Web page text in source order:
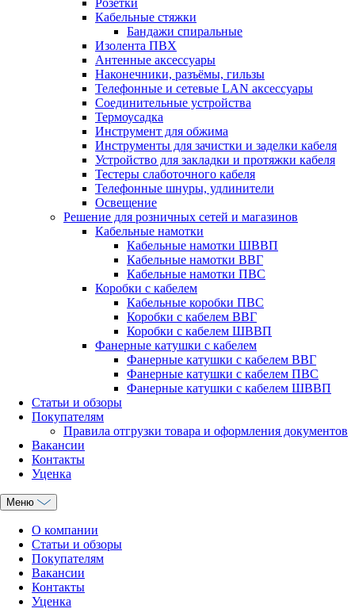
Розетки
Кабельные стяжки
Бандажи спиральные
Изолента ПВХ
Антенные аксессуары
Наконечники, разъёмы, гильзы
Телефонные и сетевые LAN аксессуары
Соединительные устройства
Термоусадка
Инструмент для обжима
Инструменты для зачистки и заделки кабеля
Устройство для закладки и протяжки кабеля
Тестеры слаботочного кабеля
Телефонные шнуры, удлинители
Освещение
Решение для розничных сетей и магазинов
Кабельные намотки
Кабельные намотки ШВВП
Кабельные намотки ВВГ
Кабельные намотки ПВС
Коробки с кабелем
Кабельные коробки ПВС
Коробки с кабелем ВВГ
Коробки с кабелем ШВВП
Фанерные катушки с кабелем
Фанерные катушки с кабелем ВВГ
Фанерные катушки с кабелем ПВС
Фанерные катушки с кабелем ШВВП
Статьи и обзоры
Покупателям
Правила отгрузки товара и оформления документов
Вакансии
Контакты
Уценка
Меню
О компании
Статьи и обзоры
Покупателям
Вакансии
Контакты
Уценка